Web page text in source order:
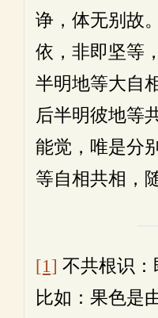
诤，体无别故
依，非即坚等
半明地等大自
后半明彼地等
能觉，唯是分
等自相共相，
[1] 不共根识：
比如：果色是